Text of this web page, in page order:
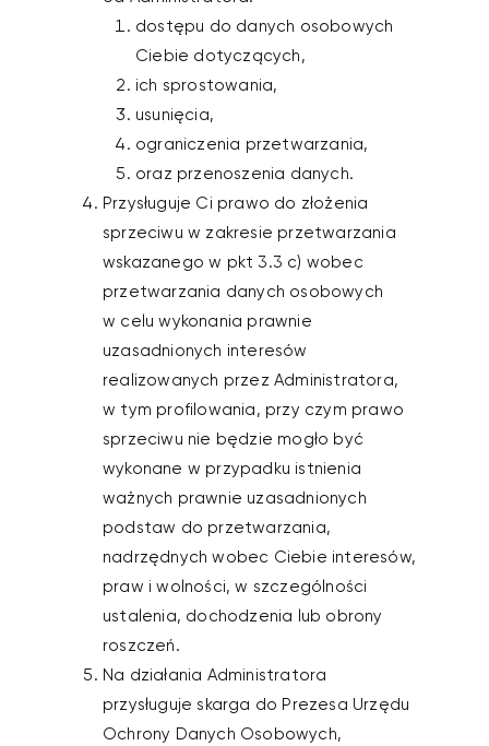
dostępu do danych osobowych
Ciebie dotyczących,
ich sprostowania,
usunięcia,
ograniczenia przetwarzania,
oraz przenoszenia danych.
Przysługuje Ci prawo do złożenia
sprzeciwu w zakresie przetwarzania
wskazanego w pkt 3.3 c) wobec
przetwarzania danych osobowych
w celu wykonania prawnie
uzasadnionych interesów
realizowanych przez Administratora,
w tym profilowania, przy czym prawo
sprzeciwu nie będzie mogło być
wykonane w przypadku istnienia
ważnych prawnie uzasadnionych
podstaw do przetwarzania,
nadrzędnych wobec Ciebie interesów,
praw i wolności, w szczególności
ustalenia, dochodzenia lub obrony
roszczeń.
Na działania Administratora
przysługuje skarga do Prezesa Urzędu
Ochrony Danych Osobowych,